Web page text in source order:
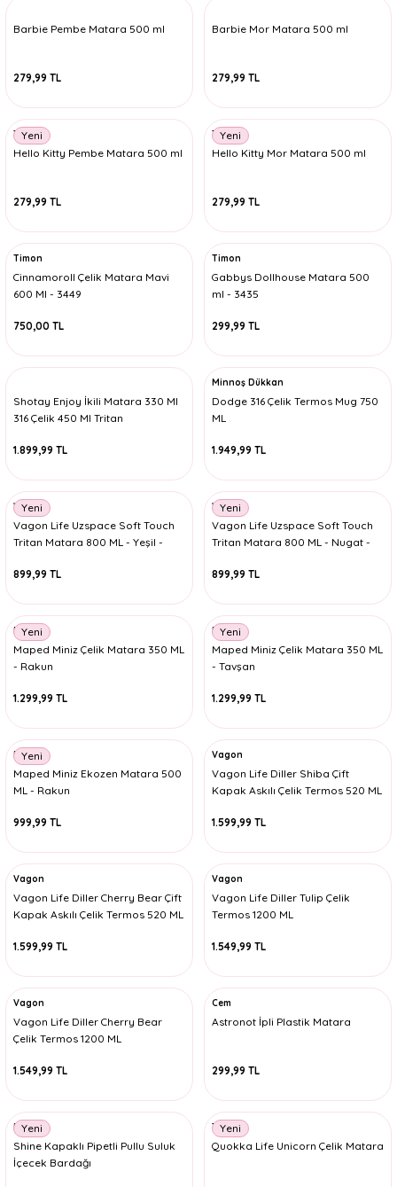
Barbie Pembe Matara 500 ml
279,99 TL
Barbie Mor Matara 500 ml
279,99 TL
Yeni
Timon
Hello Kitty Pembe Matara 500 ml
279,99 TL
Yeni
Timon
Hello Kitty Mor Matara 500 ml
279,99 TL
Timon
Cinnamoroll Çelik Matara Mavi
600 Ml - 3449
750,00 TL
Timon
Gabbys Dollhouse Matara 500
ml - 3435
299,99 TL
Shotay Enjoy İkili Matara 330 Ml
316 Çelik 450 Ml Tritan
1.899,99 TL
Minnoş Dükkan
Dodge 316 Çelik Termos Mug 750
ML
1.949,99 TL
Yeni
Vagon
Vagon Life Uzspace Soft Touch
Tritan Matara 800 ML - Yeşil -
899,99 TL
Yeni
Vagon
Vagon Life Uzspace Soft Touch
Tritan Matara 800 ML - Nugat -
899,99 TL
Yeni
Maped
Maped Miniz Çelik Matara 350 ML
- Rakun
1.299,99 TL
Yeni
Maped
Maped Miniz Çelik Matara 350 ML
- Tavşan
1.299,99 TL
Yeni
Maped
Maped Miniz Ekozen Matara 500
ML - Rakun
999,99 TL
Vagon
Vagon Life Diller Shiba Çift
Kapak Askılı Çelik Termos 520 ML
1.599,99 TL
Vagon
Vagon Life Diller Cherry Bear Çift
Kapak Askılı Çelik Termos 520 ML
1.599,99 TL
Vagon
Vagon Life Diller Tulip Çelik
Termos 1200 ML
1.549,99 TL
Vagon
Vagon Life Diller Cherry Bear
Çelik Termos 1200 ML
1.549,99 TL
Cem
Astronot İpli Plastik Matara
299,99 TL
Yeni
Mikro
Shine Kapaklı Pipetli Pullu Suluk
İçecek Bardağı
Yeni
Taros
Quokka Life Unicorn Çelik Matara